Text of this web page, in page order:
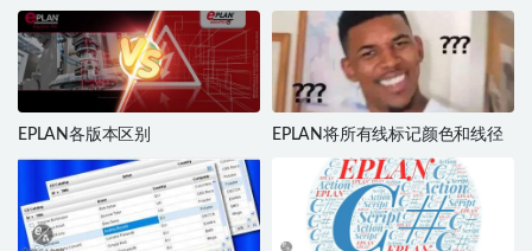
EPLAN各版本区别 EPLAN将所有线标记颜色和线径